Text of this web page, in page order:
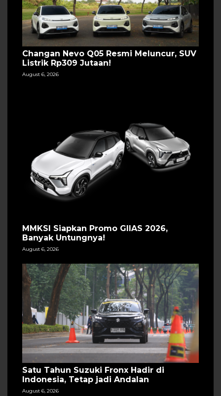
Changan Nevo Q05 Resmi Meluncur, SUV
Listrik Rp309 Jutaan!
August 6, 2026
MMKSI Siapkan Promo GIIAS 2026,
Banyak Untungnya!
August 6, 2026
Satu Tahun Suzuki Fronx Hadir di
Indonesia, Tetap jadi Andalan
August 6, 2026